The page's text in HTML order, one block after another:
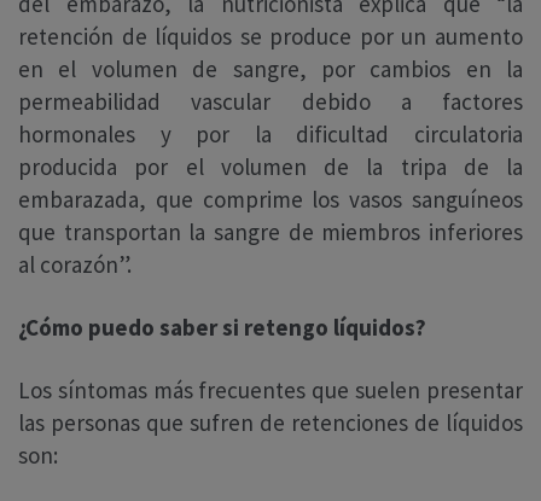
retención de líquidos se produce por un aumento
en el volumen de sangre, por cambios en la
permeabilidad vascular debido a factores
hormonales y por la dificultad circulatoria
producida por el volumen de la tripa de la
embarazada, que comprime los vasos sanguíneos
que transportan la sangre de miembros inferiores
al corazón”.
¿Cómo puedo saber si retengo líquidos?
Los síntomas más frecuentes que suelen presentar
las personas que sufren de retenciones de líquidos
son: